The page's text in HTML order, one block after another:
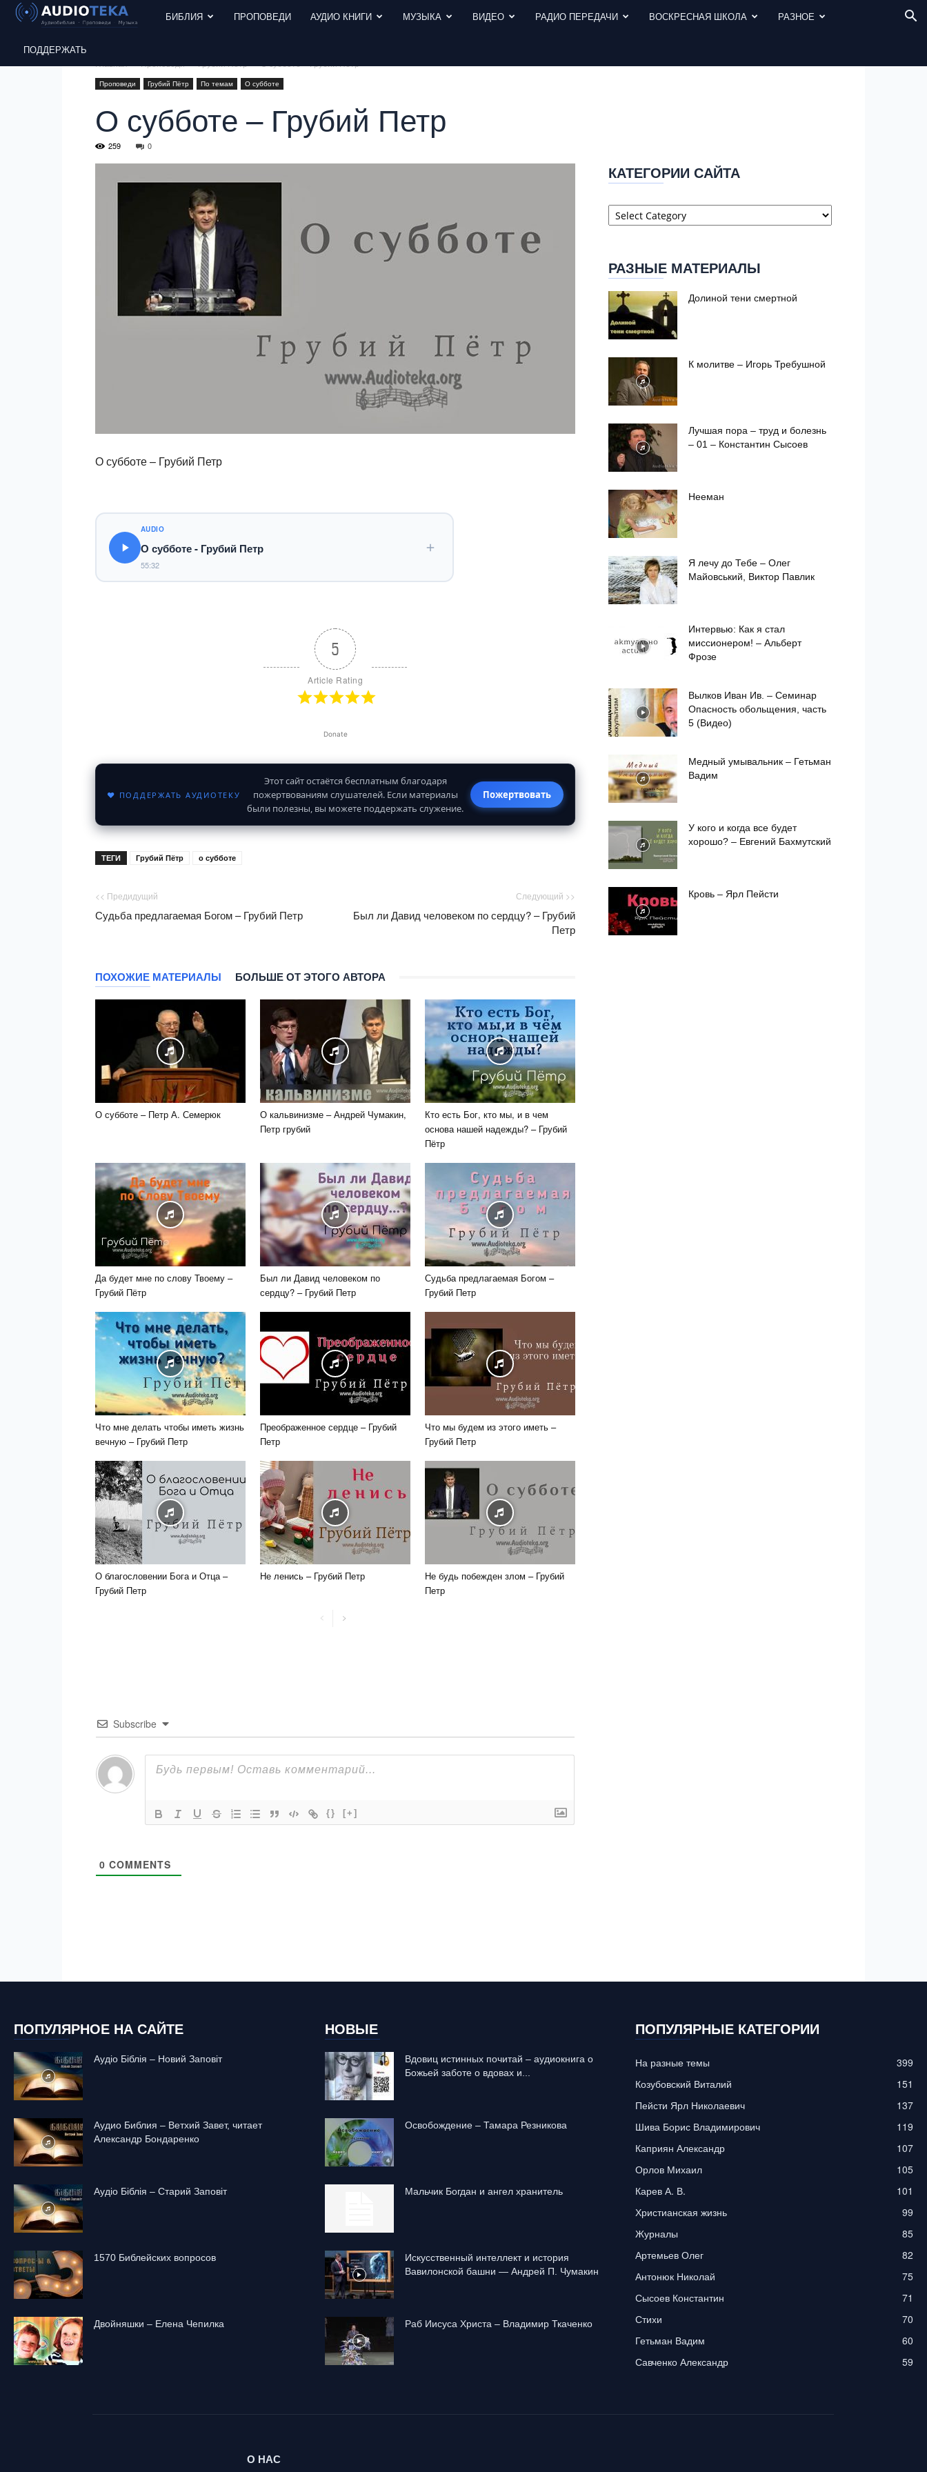
БИБЛИЯ ПРОПОВЕДИ АУДИО КНИГИ МУЗЫКА ВИДЕО РАДИО ПЕРЕДАЧИ ВОСКРЕСНАЯ ШКОЛА РАЗНОЕ
ПОДДЕРЖАТЬ
Проповеди Грубий Пётр По темам О субботе
О субботе – Грубий Петр
259 0
О субботе – Грубий Петр
AUDIO
О субботе - Грубий Петр
55:32
5
Article Rating
Donate
♥ ПОДДЕРЖАТЬ АУДИОТЕКУ
Этот сайт остаётся бесплатным благодаря
пожертвованиям слушателей. Если материалы
были полезны, вы можете поддержать служение.
Пожертвовать
ТЕГИ Грубий Пётр о субботе
<< Предидущий
Судьба предлагаемая Богом – Грубий Петр
Следующий >>
Был ли Давид человеком по сердцу? – Грубий
Петр
ПОХОЖИЕ МАТЕРИАЛЫ БОЛЬШЕ ОТ ЭТОГО АВТОРА
О субботе – Петр А. Семерюк
О кальвинизме – Андрей Чумакин,
Петр грубий
Кто есть Бог, кто мы, и в чем
основа нашей надежды? – Грубий
Пётр
Да будет мне по слову Твоему –
Грубий Пётр
Был ли Давид человеком по
сердцу? – Грубий Петр
Судьба предлагаемая Богом –
Грубий Петр
Что мне делать чтобы иметь жизнь
вечную – Грубий Петр
Преображенное сердце – Грубий
Петр
Что мы будем из этого иметь –
Грубий Петр
О благословении Бога и Отца –
Грубий Петр
Не ленись – Грубий Петр
Не будь побежден злом – Грубий
Петр
Subscribe
{} [+]
0 COMMENTS
КАТЕГОРИИ САЙТА
Категории
сайта
РАЗНЫЕ МАТЕРИАЛЫ
Долиной тени смертной
К молитве – Игорь Требушной
Лучшая пора – труд и болезнь
– 01 – Константин Сысоев
Нееман
Я лечу до Тебе – Олег
Майовський, Виктор Павлик
Интервью: Как я стал
миссионером! – Альберт
Фрозе
Вылков Иван Ив. – Семинар
Опасность обольщения, часть
5 (Видео)
Медный умывальник – Гетьман
Вадим
У кого и когда все будет
хорошо? – Евгений Бахмутский
Кровь – Ярл Пейсти
ПОПУЛЯРНОЕ НА САЙТЕ
Аудіо Біблія – Новий Заповіт
Аудио Библия – Ветхий Завет, читает
Александр Бондаренко
Аудіо Біблія – Старий Заповіт
1570 Библейских вопросов
Двойняшки – Елена Чепилка
НОВЫЕ
Вдовиц истинных почитай – аудиокнига о
Божьей заботе о вдовах и...
Освобождение – Тамара Резникова
Mальчик Богдан и ангел хранитель
Искусственный интеллект и история
Вавилонской башни — Андрей П. Чумакин
Раб Иисуса Христа – Владимир Ткаченко
ПОПУЛЯРНЫЕ КАТЕГОРИИ
На разные темы
399
Козубовский Виталий
151
Пейсти Ярл Николаевич
137
Шива Борис Владимирович
119
Каприян Александр
107
Орлов Михаил
105
Карев А. В.
101
Христианская жизнь
99
Журналы
85
Артемьев Олег
82
Антонюк Николай
75
Сысоев Константин
71
Стихи
70
Гетьман Вадим
60
Савченко Александр
59
О НАС